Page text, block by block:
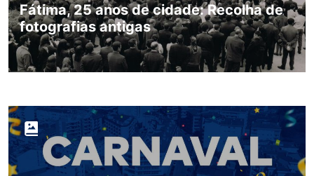
Fátima, 25 anos de cidade: Recolha de
fotografias antigas